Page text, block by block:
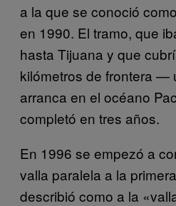
a la que se conoció
en 1990. El tramo, que
hasta Tijuana y que
kilómetros de frontera —
arranca en el océano
completó en tres años.
En 1996 se empezó a
valla paralela a la
describió como a la